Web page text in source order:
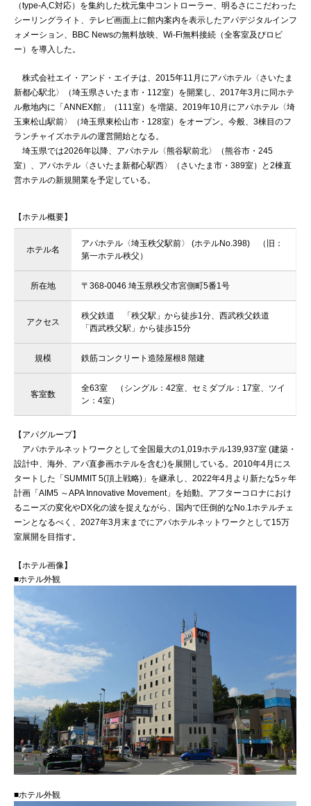
（type-A,C対応）を集約した枕元集中コントローラー、明るさにこだわった
シーリングライト、テレビ画面上に館内案内を表示したアパデジタルインフ
ォメーション、BBC Newsの無料放映、Wi-Fi無料接続（全客室及びロビ
ー）を導入した。
株式会社エイ・アンド・エイチは、2015年11月にアパホテル〈さいたま
新都心駅北〉（埼玉県さいたま市・112室）を開業し、2017年3月に同ホテ
ル敷地内に「ANNEX館」（111室）を増築。2019年10月にアパホテル〈埼
玉東松山駅前〉（埼玉県東松山市・128室）をオープン。今般、3棟目のフ
ランチャイズホテルの運営開始となる。
埼玉県では2026年以降、アパホテル〈熊谷駅前北〉（熊谷市・245
室）、アパホテル〈さいたま新都心駅西〉（さいたま市・389室）と2棟直
営ホテルの新規開業を予定している。
【ホテル概要】
ホテル名
アパホテル〈埼玉秩父駅前〉 (ホテルNo.398) （旧：
第一ホテル秩父）
所在地 〒368-0046 埼玉県秩父市宮側町5番1号
アクセス
秩父鉄道 「秩父駅」から徒歩1分、西武秩父鉄道
「西武秩父駅」から徒歩15分
規模 鉄筋コンクリート造陸屋根8 階建
客室数
全63室 （シングル：42室、セミダブル：17室、ツイ
ン：4室）
【アパグループ】
アパホテルネットワークとして全国最大の1,019ホテル139,937室 (建築・
設計中、海外、アパ直参画ホテルを含む)を展開している。2010年4月にス
タートした「SUMMIT 5(頂上戦略)」を継承し、2022年4月より新たな5ヶ年
計画「AIM5 ～APA Innovative Movement」を始動。アフターコロナにおけ
るニーズの変化やDX化の波を捉えながら、国内で圧倒的なNo.1ホテルチェ
ーンとなるべく、2027年3月末までにアパホテルネットワークとして15万
室展開を目指す。
【ホテル画像】
■ホテル外観
■ホテル外観